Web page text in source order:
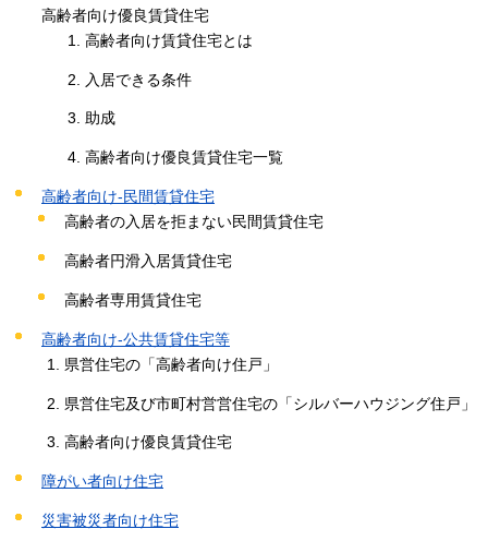
高齢者向け優良賃貸住宅
高齢者向け賃貸住宅とは
入居できる条件
助成
高齢者向け優良賃貸住宅一覧
高齢者向け-民間賃貸住宅
高齢者の入居を拒まない民間賃貸住宅
高齢者円滑入居賃貸住宅
高齢者専用賃貸住宅
高齢者向け-公共賃貸住宅等
県営住宅の「高齢者向け住戸」
県営住宅及び市町村営営住宅の「シルバーハウジング住戸」
高齢者向け優良賃貸住宅
障がい者向け住宅
災害被災者向け住宅